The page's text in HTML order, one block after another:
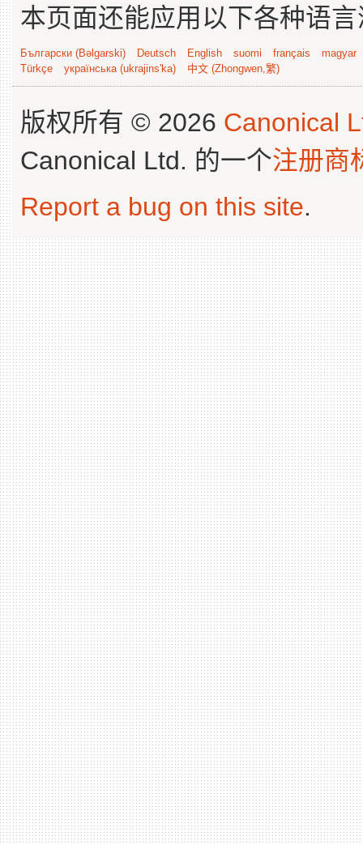
本页面还能应用以下各种语
Български (Bəlgarski) Deutsch English suomi français
magyar
Türkçe
українська (ukrajins'ka) 中文 (Zhongwen,繁)
版权所有 © 2026 Canonical
Canonical Ltd. 的一个注册商
Report a bug on this site.